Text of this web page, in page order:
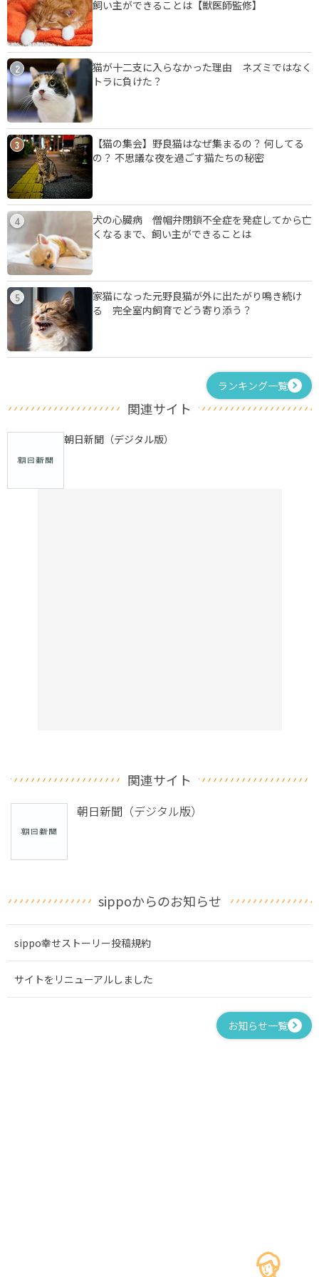
飼い主ができることは【獣医師監修】
2
猫が十二支に入らなかった理由 ネズミではなく
トラに負けた？
3
【猫の集会】野良猫はなぜ集まるの？ 何してる
の？ 不思議な夜を過ごす猫たちの秘密
4
犬の心臓病 僧帽弁閉鎖不全症を発症してから亡
くなるまで、飼い主ができることは
5
家猫になった元野良猫が外に出たがり鳴き続け
る 完全室内飼育でどう寄り添う？
ランキング一覧
関連サイト
朝日新聞（デジタル版）
関連サイト
朝日新聞（デジタル版）
sippoからのお知らせ
sippo幸せストーリー投稿規約
サイトをリニューアルしました
お知らせ一覧